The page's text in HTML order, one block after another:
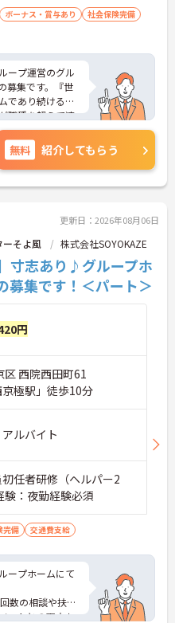
ボーナス・賞与あり
社会保険完備
ープ運営のグル
募集です。『世
であり続ける』
職種を超えて連
。記録業務にはi
とで、お客様
整えられていま
もあるなど、現
入に還元される
けるほか、入居
営するインフ
テップアップも
で中長期的なキ
元され、高収入
あるため、日々
けられ、無理の
ベートの時間も
夜勤時の負担も
ながら長く働き
ラを活かし、多
広い介護スキル
押しする教育
フェッショナル
無料 紹介してもらう
更新日：2026年08月06日
ーそよ風 株式会社SOYOKAZE
寸志あり♪グループホ
募集です！＜パート＞
円
区 西院西田町61
極駅」徒歩10分
ルバイト
任者研修（ヘルパー2
：夜勤経験必須
完備 交通費支給
ープホームにて
数の相談や扶養
ートとの両立も